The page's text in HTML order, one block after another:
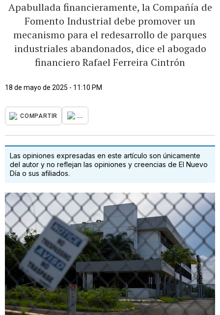
Apabullada financieramente, la Compañía de
Fomento Industrial debe promover un
mecanismo para el redesarrollo de parques
industriales abandonados, dice el abogado
financiero Rafael Ferreira Cintrón
18 de mayo de 2025 - 11:10 PM
COMPARTIR ...
Las opiniones expresadas en este artículo son únicamente
del autor y no reflejan las opiniones y creencias de El Nuevo
Día o sus afiliados.